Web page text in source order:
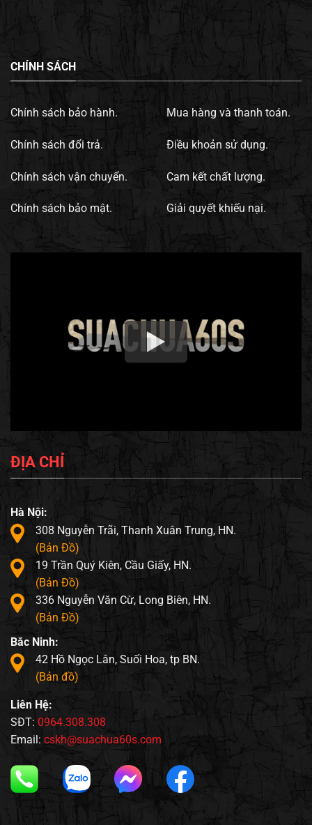
CHÍNH SÁCH
Chính sách bảo hành.
Chính sách đổi trả.
Chính sách vận chuyển.
Chính sách bảo mật.
Mua hàng và thanh toán.
Điều khoản sử dụng.
Cam kết chất lượng.
Giải quyết khiếu nại.
ĐỊA CHỈ
Hà Nội:
308 Nguyễn Trãi, Thanh Xuân Trung, HN.
(Bản Đồ)
19 Trần Quý Kiên, Cầu Giấy, HN.
(Bản Đồ)
336 Nguyễn Văn Cừ, Long Biên, HN.
(Bản Đồ)
Bắc Ninh:
42 Hồ Ngọc Lân, Suối Hoa, tp BN.
(Bản đồ)
Liên Hệ:
SĐT: 0964.308.308
Email: cskh@suachua60s.com